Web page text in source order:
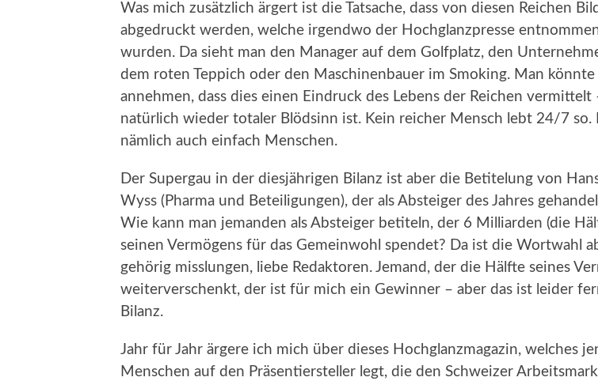
Was mich zusätzlich ärgert ist die Tatsache, dass von diesen Reichen
abgedruckt werden, welche irgendwo der Hochglanzpresse
wurden. Da sieht man den Manager auf dem Golfplatz, den
dem roten Teppich oder den Maschinenbauer im Smoking. Man könnte
annehmen, dass dies einen Eindruck des Lebens der Reichen vermittelt
natürlich wieder totaler Blödsinn ist. Kein reicher Mensch lebt 24/7 so.
nämlich auch einfach Menschen.
Der Supergau in der diesjährigen Bilanz ist aber die Betitelung von
Wyss (Pharma und Beteiligungen), der als Absteiger des Jahres
Wie kann man jemanden als Absteiger betiteln, der 6 Milliarden (die
seinen Vermögens für das Gemeinwohl spendet? Da ist die Wortwahl
gehörig misslungen, liebe Redaktoren. Jemand, der die Hälfte seines
weiterverschenkt, der ist für mich ein Gewinner – aber das ist leider
Bilanz.
Jahr für Jahr ärgere ich mich über dieses Hochglanzmagazin, welches
Menschen auf den Präsentiersteller legt, die den Schweizer